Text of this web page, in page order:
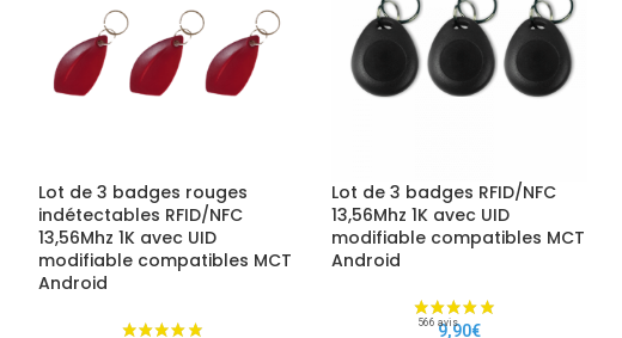
Lot de 3 badges rouges
indétectables RFID/NFC
13,56Mhz 1K avec UID
modifiable compatibles MCT
Android
Lot de 3 badges RFID/NFC
13,56Mhz 1K avec UID
modifiable compatibles MCT
Android
9,90€